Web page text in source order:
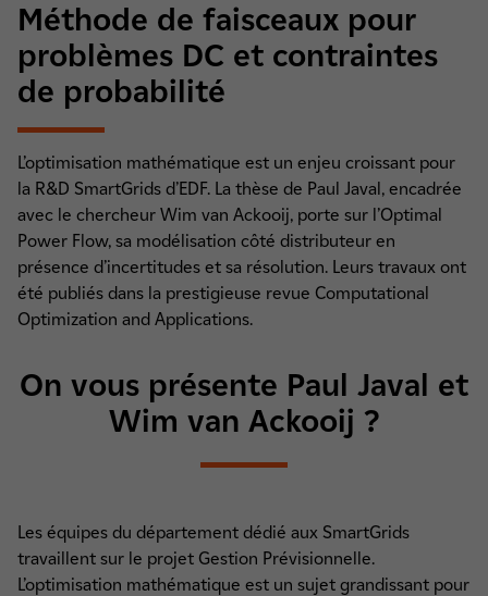
Méthode de faisceaux pour
problèmes DC et contraintes
de probabilité
L’optimisation mathématique est un enjeu croissant pour
la R&D SmartGrids d’EDF. La thèse de Paul Javal, encadrée
avec le chercheur Wim van Ackooij, porte sur l’Optimal
Power Flow, sa modélisation côté distributeur en
présence d’incertitudes et sa résolution. Leurs travaux ont
été publiés dans la prestigieuse revue Computational
Optimization and Applications.
On vous présente Paul Javal et
Wim van Ackooij ?
Les équipes du département dédié aux SmartGrids
travaillent sur le projet Gestion Prévisionnelle.
L’optimisation mathématique est un sujet grandissant pour